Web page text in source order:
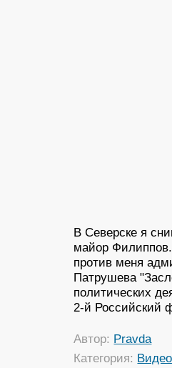
В Северске я
майор
против меня
Патрушева
политических
2-й Российский
Автор: Pravda
Категория: Видео